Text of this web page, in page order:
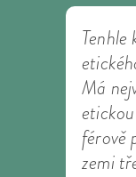
Má
férově
zemi